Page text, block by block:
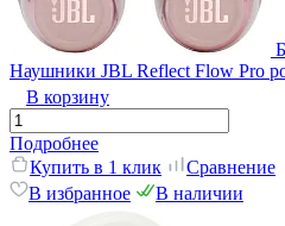
Наушники JBL Reflect Flow Pro
В корзину
Подробнее
Купить в 1 клик
Сравнение
В избранное
В наличии